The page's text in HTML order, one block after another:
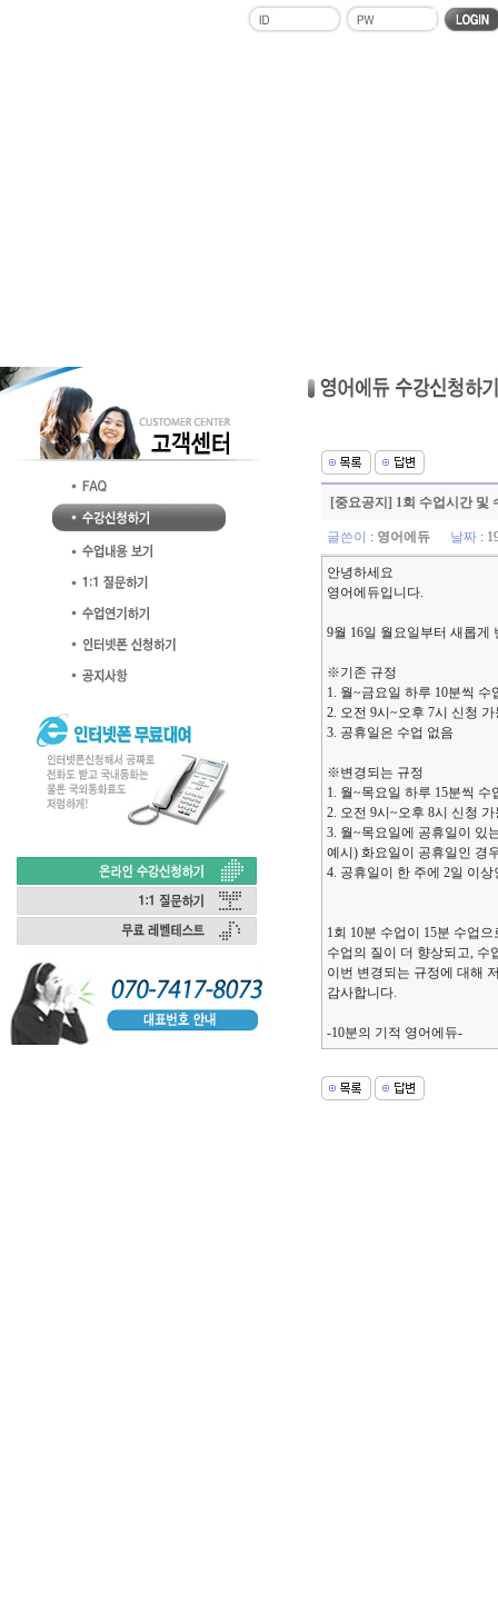
[중요공지] 1회 수업시간 및
글쓴이 : 영어에듀 날짜 :
안녕하세요
영어에듀입니다.
9월 16일 월요일부터 새롭게
※기존 규정
1. 월~금요일 하루 10분씩
2. 오전 9시~오후 7시 신청 가
3. 공휴일은 수업 없음
※변경되는 규정
1. 월~목요일 하루 15분씩
2. 오전 9시~오후 8시 신청 가
3. 월~목요일에 공휴일이 있
예시) 화요일이 공휴일인 경
4. 공휴일이 한 주에 2일 이
1회 10분 수업이 15분 수업
수업의 질이 더 향상되고, 수
이번 변경되는 규정에 대해
감사합니다.
-10분의 기적 영어에듀-